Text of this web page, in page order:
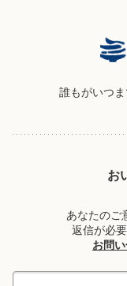
誰もがいつま
お
あなたのご
返信が必
お問